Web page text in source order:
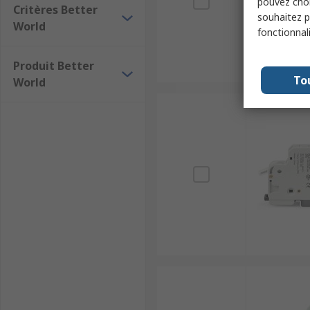
Critères Better
World
Produit Better
World
souhaitez